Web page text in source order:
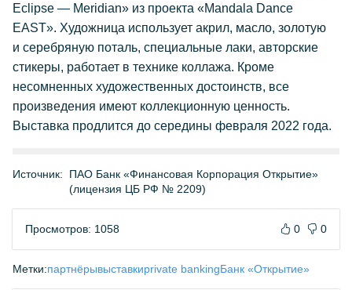
Eclipse — Meridian» из проекта «Mandala Dance
EAST». Художница использует акрил, масло, золотую
и серебряную поталь, специальные лаки, авторские
стикеры, работает в технике коллажа. Кроме
несомненных художественных достоинств, все
произведения имеют коллекционную ценность.
Выставка продлится до середины февраля 2022 года.
Источник:
ПАО Банк «Финансовая Корпорация Открытие»
(лицензия ЦБ РФ № 2209)
Просмотров: 1058 0 0
Метки:партнёрывыставкиprivate bankingБанк «Открытие»